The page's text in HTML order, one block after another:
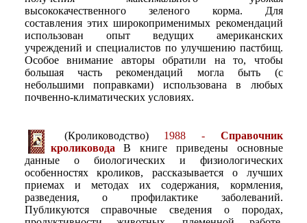
высококачественного зеленого корма. Для
составления этих широкоприменимых рекомендаций
использован опыт ведущих американских
учреждений и специалистов по улучшению пастбищ.
Особое внимание авторы обратили на то, чтобы
большая часть рекомендаций могла быть (с
небольшими поправками) использована в любых
почвенно-климатических условиях.
(Кролиководство) 1988 - Справочник
кроликовода В книге приведены основные
данные о биологических и физиологических
особенностях кроликов, рассказывается о лучших
приемах и методах их содержания, кормления,
разведения, о профилактике заболеваний.
Публикуются справочные сведения о породах,